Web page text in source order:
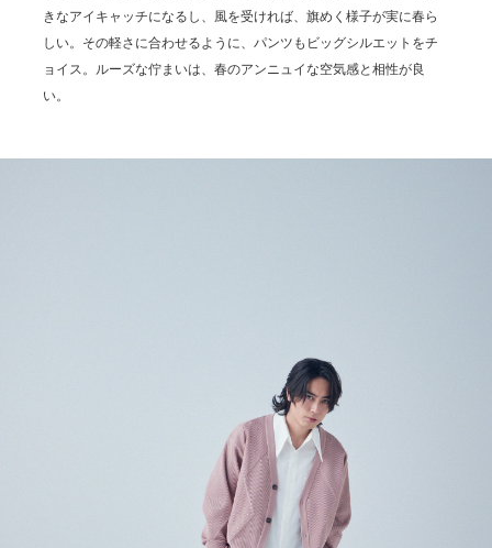
きなアイキャッチになるし、風を受ければ、旗めく様子が実に春ら
しい。その軽さに合わせるように、パンツもビッグシルエットをチ
ョイス。ルーズな佇まいは、春のアンニュイな空気感と相性が良
い。